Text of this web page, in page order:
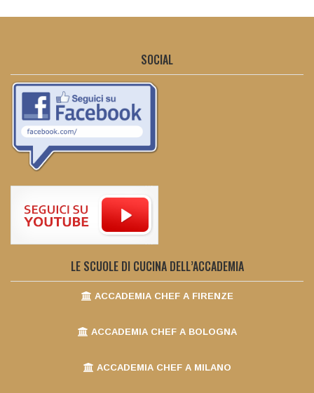
SOCIAL
LE SCUOLE DI CUCINA DELL’ACCADEMIA
ACCADEMIA CHEF A FIRENZE
ACCADEMIA CHEF A BOLOGNA
ACCADEMIA CHEF A MILANO